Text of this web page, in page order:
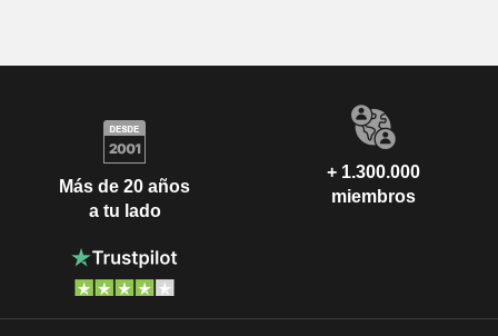
Más de 20 años
a tu lado
+ 1.300.000
miembros